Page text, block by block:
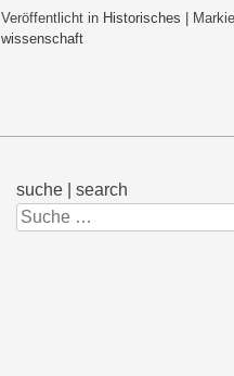
Veröffentlicht in Historisches
wissenschaft
suche | search
Suchen